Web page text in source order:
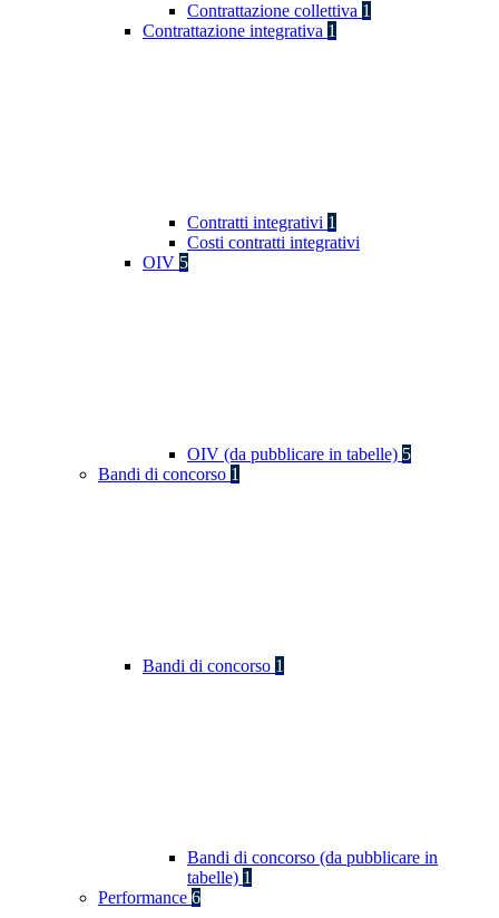
Contrattazione collettiva 1
Contrattazione integrativa 1
Contratti integrativi 1
Costi contratti integrativi
OIV 5
OIV (da pubblicare in tabelle) 5
Bandi di concorso 1
Bandi di concorso 1
Bandi di concorso (da pubblicare in
tabelle) 1
Performance 6